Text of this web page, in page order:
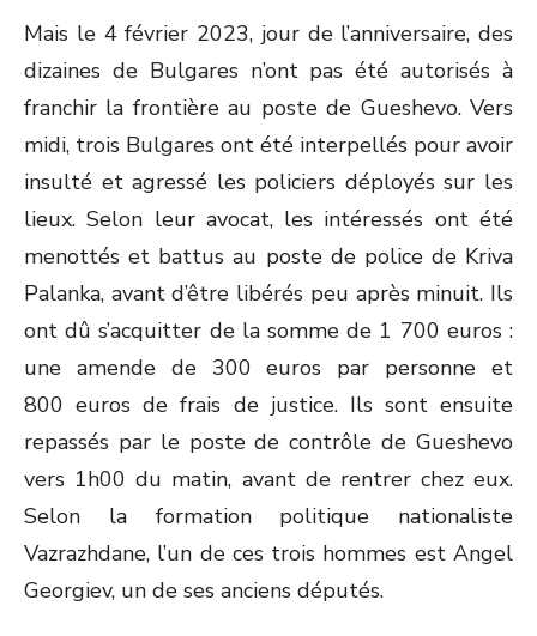
Mais le 4 février 2023, jour de l’anniversaire, des
dizaines de Bulgares n’ont pas été autorisés à
franchir la frontière au poste de Gueshevo. Vers
midi, trois Bulgares ont été interpellés pour avoir
insulté et agressé les policiers déployés sur les
lieux. Selon leur avocat, les intéressés ont été
menottés et battus au poste de police de Kriva
Palanka, avant d’être libérés peu après minuit. Ils
ont dû s’acquitter de la somme de 1 700 euros :
une amende de 300 euros par personne et
800 euros de frais de justice. Ils sont ensuite
repassés par le poste de contrôle de Gueshevo
vers 1h00 du matin, avant de rentrer chez eux.
Selon la formation politique nationaliste
Vazrazhdane, l’un de ces trois hommes est Angel
Georgiev, un de ses anciens députés.